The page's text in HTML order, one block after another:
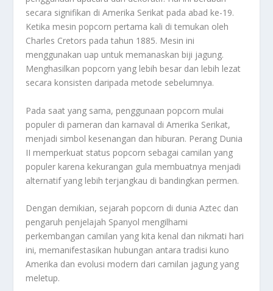
secara signifikan di Amerika Serikat pada abad ke-19.
Ketika mesin popcorn pertama kali di temukan oleh
Charles Cretors pada tahun 1885. Mesin ini
menggunakan uap untuk memanaskan biji jagung.
Menghasilkan popcorn yang lebih besar dan lebih lezat
secara konsisten daripada metode sebelumnya.
Pada saat yang sama, penggunaan popcorn mulai
populer di pameran dan karnaval di Amerika Serikat,
menjadi simbol kesenangan dan hiburan. Perang Dunia
II memperkuat status popcorn sebagai camilan yang
populer karena kekurangan gula membuatnya menjadi
alternatif yang lebih terjangkau di bandingkan permen.
Dengan demikian, sejarah popcorn di dunia Aztec dan
pengaruh penjelajah Spanyol mengilhami
perkembangan camilan yang kita kenal dan nikmati hari
ini, memanifestasikan hubungan antara tradisi kuno
Amerika dan evolusi modern dari camilan jagung yang
meletup.